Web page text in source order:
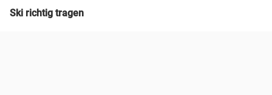
Ski richtig tragen